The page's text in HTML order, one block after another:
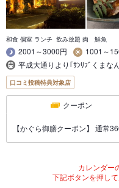
和食 個室 ランチ 飲み放題 肉 鮮魚
2001～3000円
1001～
平成大通りより｢ｻﾝﾘﾌﾞくまな
口コミ投稿特典対象店
クーポン
【かぐら御膳クーポン】 通常
カレンダー
下記ボタンを押し